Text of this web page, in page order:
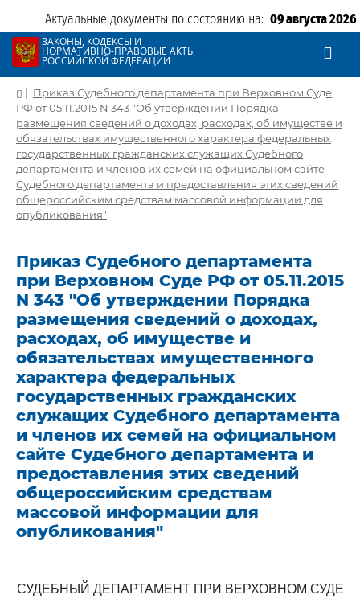
Актуальные документы по состоянию на: 09 августа 2026
ЗАКОНЫ, КОДЕКСЫ И
НОРМАТИВНО-ПРАВОВЫЕ АКТЫ
РОССИЙСКОЙ ФЕДЕРАЦИИ
| Приказ Судебного департамента при Верховном Суде
РФ от 05.11.2015 N 343 "Об утверждении Порядка
размещения сведений о доходах, расходах, об имуществе и
обязательствах имущественного характера федеральных
государственных гражданских служащих Судебного
департамента и членов их семей на официальном сайте
Судебного департамента и предоставления этих сведений
общероссийским средствам массовой информации для
опубликования"
Приказ Судебного департамента
при Верховном Суде РФ от 05.11.2015
N 343 "Об утверждении Порядка
размещения сведений о доходах,
расходах, об имуществе и
обязательствах имущественного
характера федеральных
государственных гражданских
служащих Судебного департамента
и членов их семей на официальном
сайте Судебного департамента и
предоставления этих сведений
общероссийским средствам
массовой информации для
опубликования"
СУДЕБНЫЙ ДЕПАРТАМЕНТ ПРИ ВЕРХОВНОМ СУДЕ